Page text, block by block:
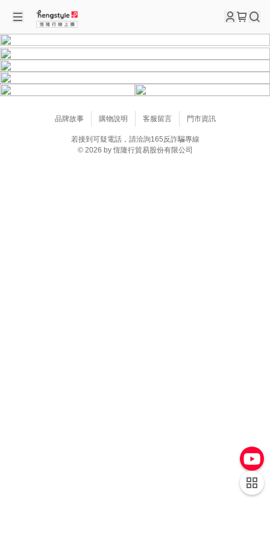
品牌故事 購物說明 客服留言 門市資訊
若接到可疑電話，請洽詢165反詐騙專線
© 2026 by 恆隆行貿易股份有限公司